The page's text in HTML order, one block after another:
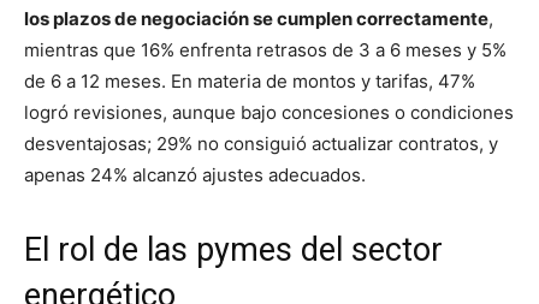
los plazos de negociación se cumplen correctamente,
mientras que 16% enfrenta retrasos de 3 a 6 meses y 5%
de 6 a 12 meses. En materia de montos y tarifas, 47%
logró revisiones, aunque bajo concesiones o condiciones
desventajosas; 29% no consiguió actualizar contratos, y
apenas 24% alcanzó ajustes adecuados.
El rol de las pymes del sector
energético